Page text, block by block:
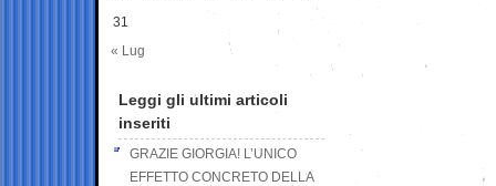
31
« Lug
Leggi gli ultimi articoli
inseriti
GRAZIE GIORGIA! L’UNICO
EFFETTO CONCRETO DELLA